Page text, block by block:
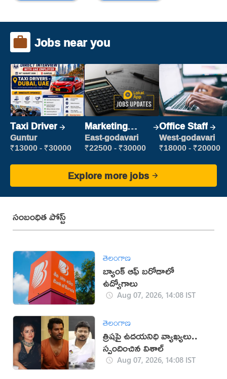
Jobs near you
Taxi Driver
Guntur
₹13000 - ₹30000
Marketing
Executive
East-godavari
₹22500 - ₹30000
Office Staff
West-godavari
₹18000 - ₹20000
Explore more jobs
సంబంధిత పోస్ట్
తెలంగాణ
బ్యాంక్ ఆఫ్ బరోడాలో
ఉద్యోగాలు
Aug 07, 2026, 14:08 IST
తెలంగాణ
త్రిషపై ఉదయనిధి వ్యాఖ్యలు..
స్పందించిన విశాల్
Aug 07, 2026, 14:08 IST